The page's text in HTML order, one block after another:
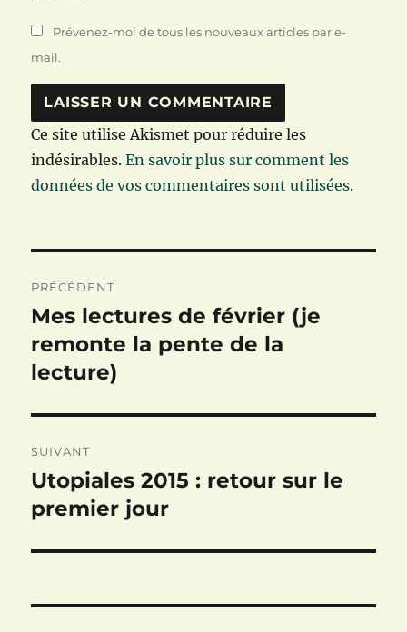
Prévenez-moi de tous les nouveaux articles par e-
mail.
Ce site utilise Akismet pour réduire les
indésirables.En savoir plus sur comment les
données de vos commentaires sont utilisées.
de
l’article
PRÉCÉDENT
Publication
précédente :
Mes lectures de février (je
remonte la pente de la
lecture)
SUIVANT
Publication
suivante :
Utopiales 2015 : retour sur le
premier jour